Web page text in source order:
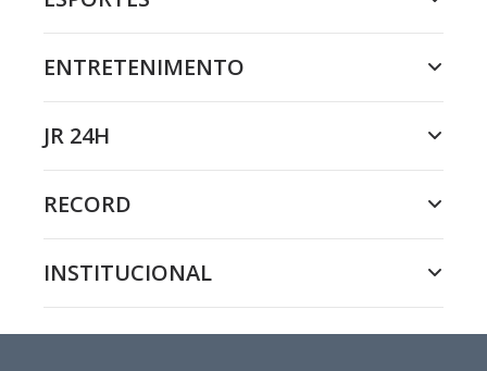
ENTRETENIMENTO
JR 24H
RECORD
INSTITUCIONAL